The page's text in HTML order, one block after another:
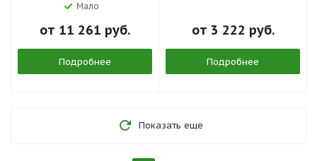
Мало
от 11 261 руб.
Подробнее
от 3 222 руб.
Подробнее
Показать еще